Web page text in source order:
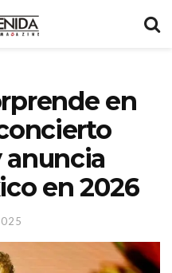
en
en 2026